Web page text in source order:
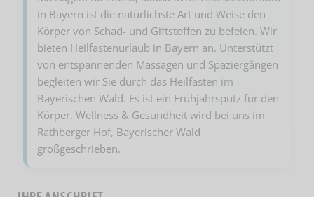
in Bayern ist die natürlichste Art und Weise den
Körper von Schad- und Giftstoffen zu befeien. Wir
bieten Heilfastenurlaub in Bayern an. Unterstützt
von entspannenden Massagen und Spaziergängen
begleiten wir Sie durch das Heilfasten im
Bayerischen Wald. Es ist ein Frühjahrsputz für den
Körper. Wellness & Gesundheit wird bei uns im
Rathberger Hof, Bayerischer Wald
großgeschrieben.